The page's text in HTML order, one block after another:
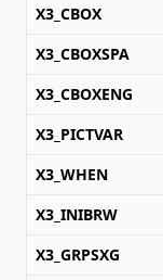
X3_CBOX
X3_CBOXSPA
X3_CBOXENG
X3_PICTVAR
X3_WHEN
X3_INIBRW
X3_GRPSXG